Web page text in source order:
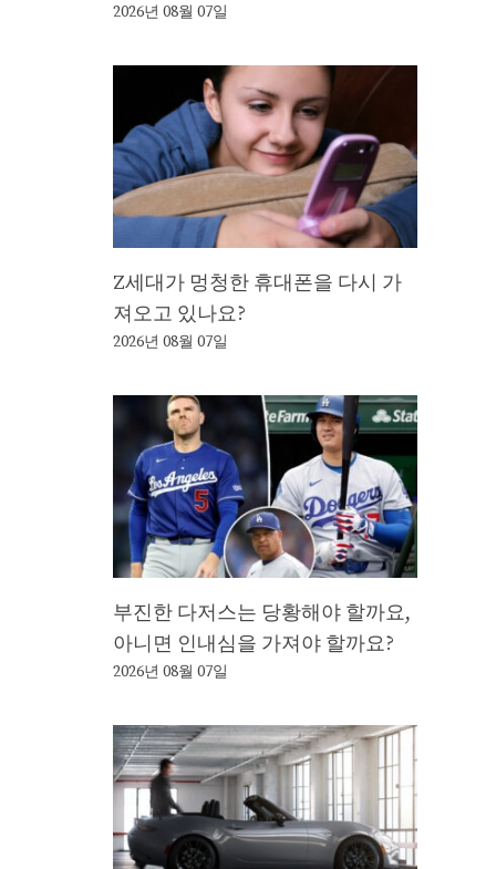
2026년 08월 07일
Z세대가 멍청한 휴대폰을 다시 가
져오고 있나요?
2026년 08월 07일
부진한 다저스는 당황해야 할까요,
아니면 인내심을 가져야 할까요?
2026년 08월 07일